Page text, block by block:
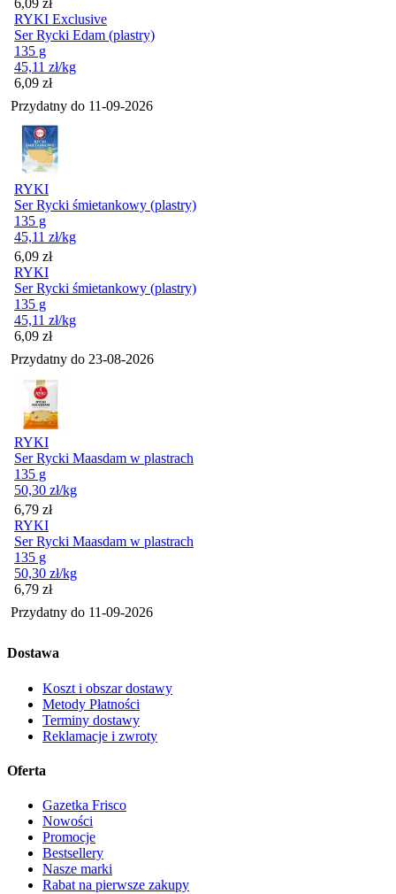
6,09 zł
RYKI Exclusive
Ser Rycki Edam (plastry)
135 g
45,11 zł/kg
Cena
6,09 zł
Przydatny do 11-09-2026
RYKI
Ser Rycki śmietankowy (plastry)
135 g
45,11 zł/kg
Cena
6,09 zł
RYKI
Ser Rycki śmietankowy (plastry)
135 g
45,11 zł/kg
Cena
6,09 zł
Przydatny do 23-08-2026
RYKI
Ser Rycki Maasdam w plastrach
135 g
50,30 zł/kg
Cena
6,79 zł
RYKI
Ser Rycki Maasdam w plastrach
135 g
50,30 zł/kg
Cena
6,79 zł
Przydatny do 11-09-2026
Dostawa
Koszt i obszar dostawy
Metody Płatności
Terminy dostawy
Reklamacje i zwroty
Oferta
Gazetka Frisco
Nowości
Promocje
Bestsellery
Nasze marki
Rabat na pierwsze zakupy